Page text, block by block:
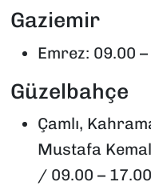
Gaziemir
Emrez: 09.00
Güzelbahçe
Çamlı,
Mustafa
/ 09.00 –